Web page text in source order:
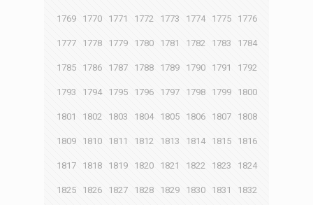
1769 1770 1771 1772 1773 1774 1775 1776
1777 1778 1779 1780 1781 1782 1783 1784
1785 1786 1787 1788 1789 1790 1791 1792
1793 1794 1795 1796 1797 1798 1799 1800
1801 1802 1803 1804 1805 1806 1807 1808
1809 1810 1811 1812 1813 1814 1815 1816
1817 1818 1819 1820 1821 1822 1823 1824
1825 1826 1827 1828 1829 1830 1831 1832